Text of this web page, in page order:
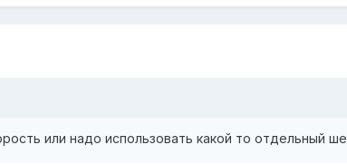
или надо использовать какой то отдельный